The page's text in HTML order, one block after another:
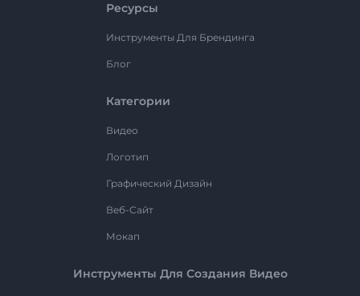
Ресурсы
Инструменты Для Брендинга
Блог
Категории
Видео
Логотип
Графический Дизайн
Веб-Сайт
Мокап
Инструменты Для Создания Видео